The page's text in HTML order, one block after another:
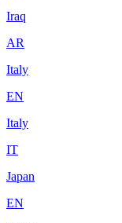
Iraq
AR
Italy
EN
Italy
IT
Japan
EN